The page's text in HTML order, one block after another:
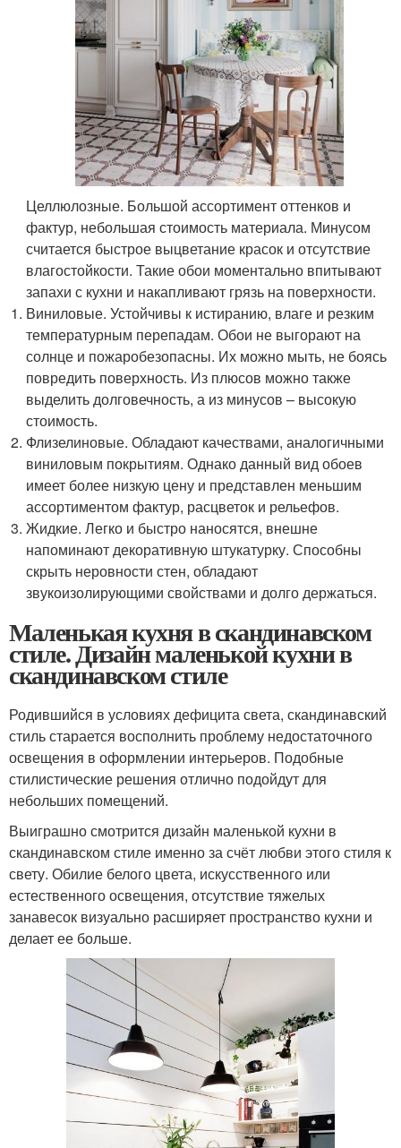
Целлюлозные. Большой ассортимент оттенков и
фактур, небольшая стоимость материала. Минусом
считается быстрое выцветание красок и отсутствие
влагостойкости. Такие обои моментально впитывают
запахи с кухни и накапливают грязь на поверхности.
Виниловые. Устойчивы к истиранию, влаге и резким
температурным перепадам. Обои не выгорают на
солнце и пожаробезопасны. Их можно мыть, не боясь
повредить поверхность. Из плюсов можно также
выделить долговечность, а из минусов – высокую
стоимость.
Флизелиновые. Обладают качествами, аналогичными
виниловым покрытиям. Однако данный вид обоев
имеет более низкую цену и представлен меньшим
ассортиментом фактур, расцветок и рельефов.
Жидкие. Легко и быстро наносятся, внешне
напоминают декоративную штукатурку. Способны
скрыть неровности стен, обладают
звукоизолирующими свойствами и долго держаться.
Маленькая кухня в скандинавском
стиле. Дизайн маленькой кухни в
скандинавском стиле
Родившийся в условиях дефицита света, скандинавский
стиль старается восполнить проблему недостаточного
освещения в оформлении интерьеров. Подобные
стилистические решения отлично подойдут для
небольших помещений.
Выиграшно смотрится дизайн маленькой кухни в
скандинавском стиле именно за счёт любви этого стиля к
свету. Обилие белого цвета, искусственного или
естественного освещения, отсутствие тяжелых
занавесок визуально расширяет пространство кухни и
делает ее больше.